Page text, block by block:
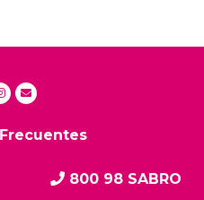
800 98 SABRO